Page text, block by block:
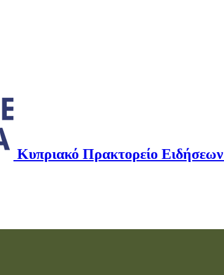
Κυπριακό Πρακτορείο Ειδήσεων